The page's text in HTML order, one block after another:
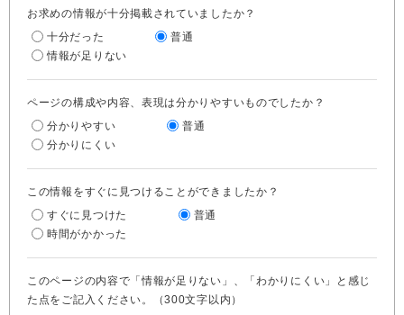
お求めの情報が十分掲載されていましたか？
十分だった
普通
情報が足りない
ページの構成や内容、表現は分かりやすいものでしたか？
分かりやすい
普通
分かりにくい
この情報をすぐに見つけることができましたか？
すぐに見つけた
普通
時間がかかった
このページの内容で「情報が足りない」、「わかりにくい」と感じ
た点をご記入ください。（300文字以内）